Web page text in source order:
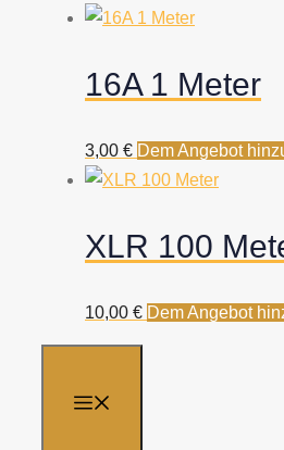
16A 1 Meter
3,00 € Dem Angebot
XLR 100
10,00 € Dem Angebot